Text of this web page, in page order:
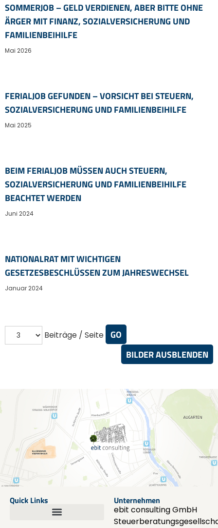
SOMMERJOB – GELD VERDIENEN, ABER BITTE OHNE
ÄRGER MIT FINANZ, SOZIALVERSICHERUNG UND
FAMILIENBEIHILFE
Mai 2026
FERIALJOB GEFUNDEN – VORSICHT BEI STEUERN,
SOZIALVERSICHERUNG UND FAMILIENBEIHILFE
Mai 2025
BEIM FERIALJOB MÜSSEN AUCH STEUERN,
SOZIALVERSICHERUNG UND FAMILIENBEIHILFE
BEACHTET WERDEN
Juni 2024
NATIONALRAT MIT WICHTIGEN
GESETZESBESCHLÜSSEN ZUM JAHRESWECHSEL
Januar 2024
Beiträge / Seite
BILDER AUSBLENDEN
Quick Links
Unternehmen
ebit consulting GmbH